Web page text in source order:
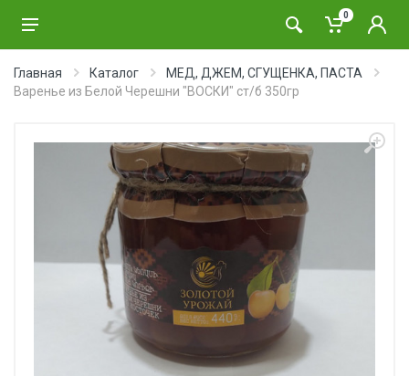
0
Главная Каталог
МЕД, ДЖЕМ, СГУЩЕНКА, ПАСТА
Варенье из Белой Черешни "ВОСКИ" ст/б 350гр